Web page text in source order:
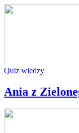
Quiz wiedzy
Ania z